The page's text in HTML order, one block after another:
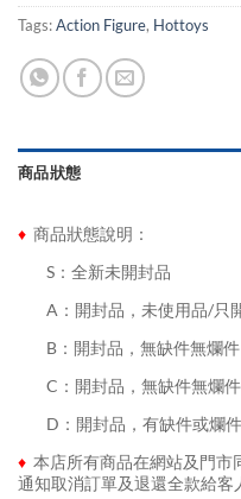
Tags:Action Figure, Hottoys
商品狀態
♦ 商品狀態說明：
S：全新未開封品
A：開封品，未使用品/只
B：開封品，無缺件無爛
C：開封品，無缺件無爛
D：開封品，有缺件或爛
♦ 本店所有商品在網站及門市
通知取消訂單及退還全款給客